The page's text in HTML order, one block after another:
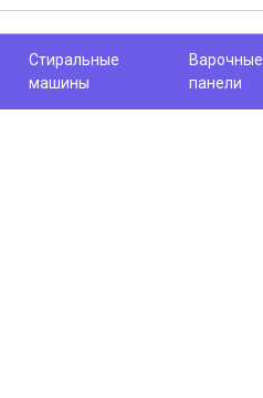
Стиральные
машины
Варочные
панели